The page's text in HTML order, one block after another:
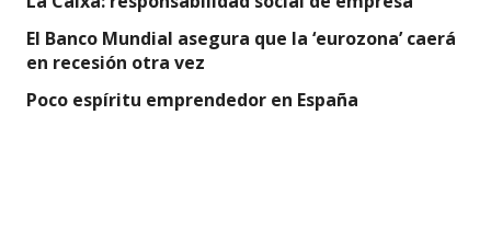
El Banco Mundial asegura que la ‘eurozona’ caerá
en recesión otra vez
Poco espíritu emprendedor en España